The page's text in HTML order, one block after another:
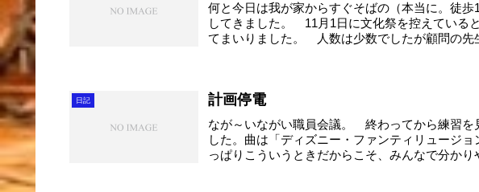
何と今日は我が家からすぐそばの（本当に。徒
してきました。 11月1日に文化祭を控えている
てまいりました。 人数は少数でしたが顧問の先
日記 計画停電
なが～いながい職員会議。 終わってから練習を
した。曲は「ディズニー・ファンティリュージ
っぱりこういうときだからこそ、みんなで分か